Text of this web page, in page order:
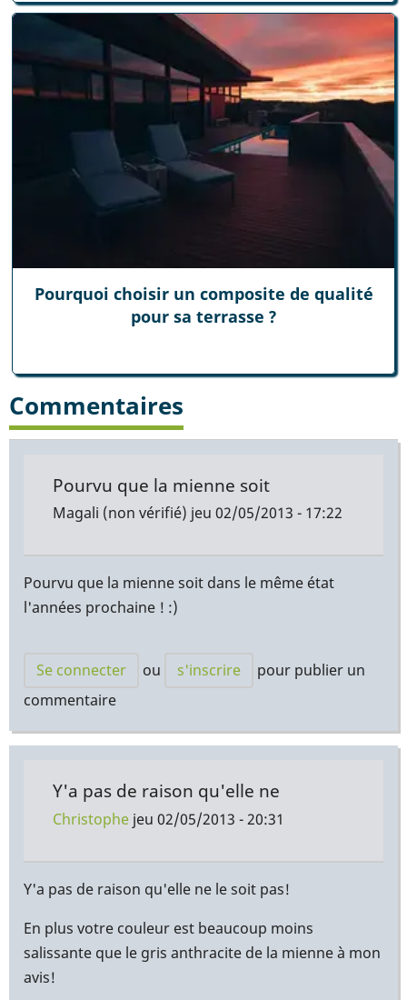
Pourquoi choisir un composite de qualité
pour sa terrasse ?
Commentaires
Pourvu que la mienne soit
Magali (non vérifié) jeu 02/05/2013 - 17:22
Pourvu que la mienne soit dans le même état
l'années prochaine ! :)
Se connecter ou s'inscrire
pour publier un
commentaire
Y'a pas de raison qu'elle ne
Christophe jeu 02/05/2013 - 20:31
réponse
Pourvu
que
la
Y'a pas de raison qu'elle ne le soit pas!
En plus votre couleur est beaucoup moins
salissante que le gris anthracite de la mienne à mon
avis!